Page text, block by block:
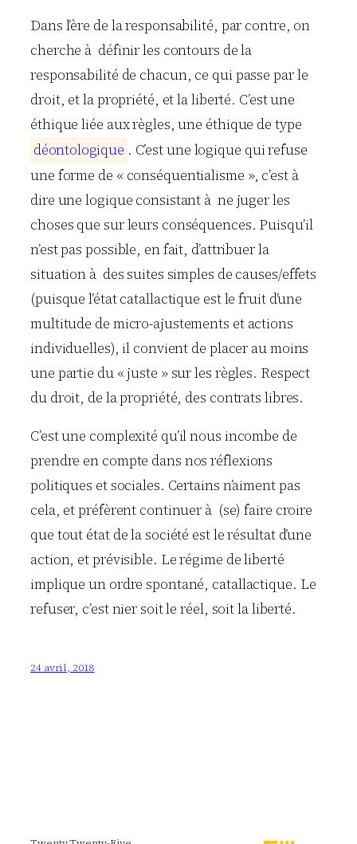
Dans l’ère de la responsabilité, par contre, on
cherche à définir les contours de la
responsabilité de chacun, ce qui passe par le
droit, et la propriété, et la liberté. C’est une
éthique liée aux règles, une éthique de type
déontologique . C’est une logique qui refuse
une forme de « conséquentialisme », c’est à
dire une logique consistant à ne juger les
choses que sur leurs conséquences. Puisqu’il
n’est pas possible, en fait, d’attribuer la
situation à des suites simples de causes/effets
(puisque l’état catallactique est le fruit d’une
multitude de micro-ajustements et actions
individuelles), il convient de placer au moins
une partie du « juste » sur les règles. Respect
du droit, de la propriété, des contrats libres.
C’est une complexité qu’il nous incombe de
prendre en compte dans nos réflexions
politiques et sociales. Certains n’aiment pas
cela, et préfèrent continuer à (se) faire croire
que tout état de la société est le résultat d’une
action, et prévisible. Le régime de liberté
implique un ordre spontané, catallactique. Le
refuser, c’est nier soit le réel, soit la liberté.
24 avril, 2018